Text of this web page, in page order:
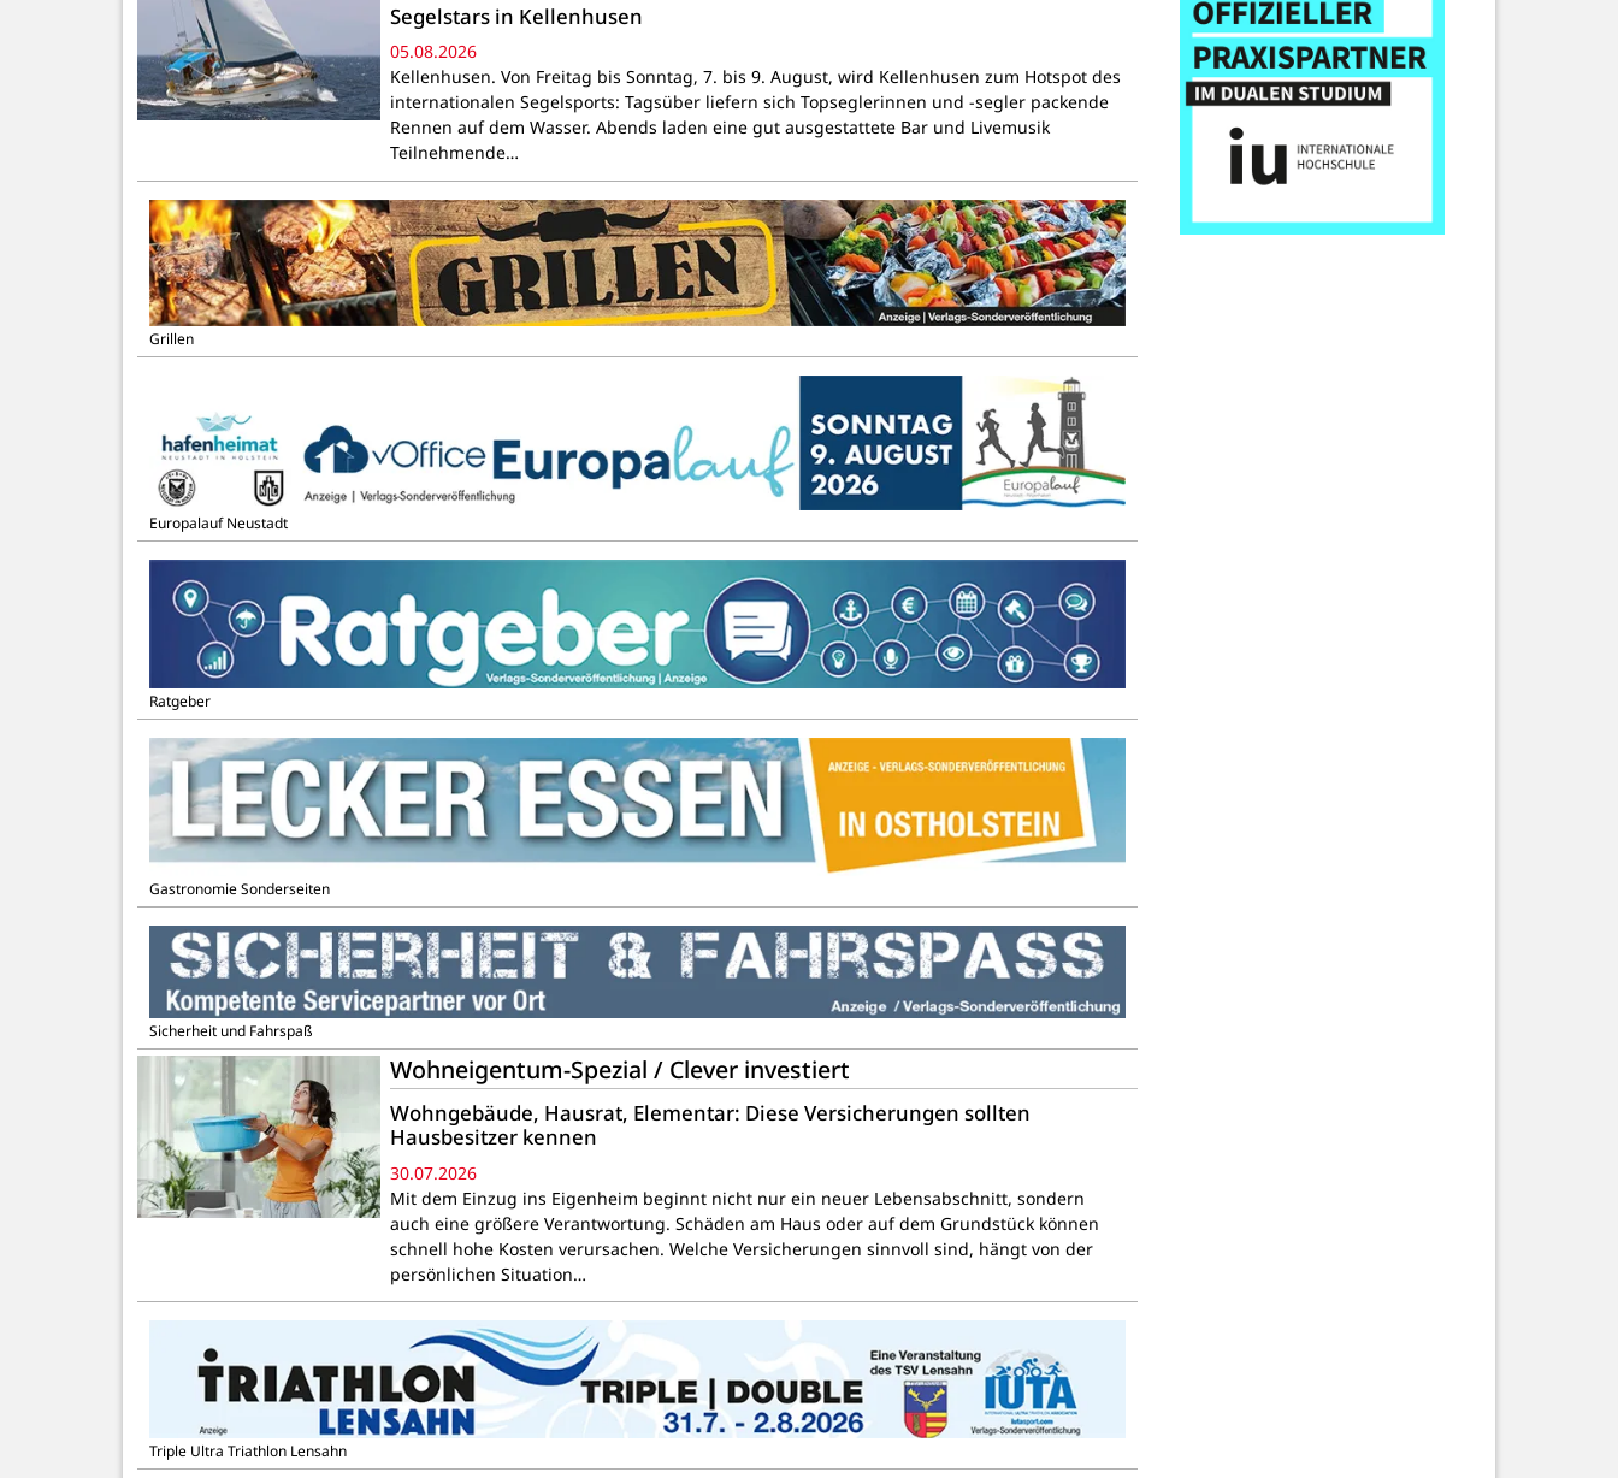
Segelstars in Kellenhusen
05.08.2026
Kellenhusen. Von Freitag bis Sonntag, 7. bis 9. August, wird Kellenhusen zum Hotspot des
internationalen Segelsports: Tagsüber liefern sich Topseglerinnen und -segler packende
Rennen auf dem Wasser. Abends laden eine gut ausgestattete Bar und Livemusik
Teilnehmende…
Grillen
Europalauf Neustadt
Ratgeber
Gastronomie Sonderseiten
Sicherheit und Fahrspaß
Wohneigentum-Spezial / Clever investiert
Wohngebäude, Hausrat, Elementar: Diese Versicherungen sollten
Hausbesitzer kennen
30.07.2026
Mit dem Einzug ins Eigenheim beginnt nicht nur ein neuer Lebensabschnitt, sondern
auch eine größere Verantwortung. Schäden am Haus oder auf dem Grundstück können
schnell hohe Kosten verursachen. Welche Versicherungen sinnvoll sind, hängt von der
persönlichen Situation…
Triple Ultra Triathlon Lensahn